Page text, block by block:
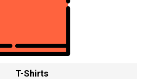
T-Shirts